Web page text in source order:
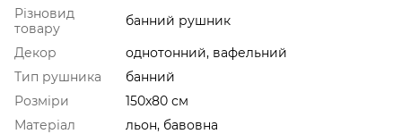
Різновид
товару
банний рушник
Декор
однотонний, вафельний
Тип рушника
банний
Розміри
150x80 см
Матеріал
льон, бавовна